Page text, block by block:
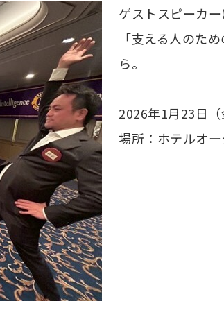
ゲストスピーカー
「支える人のた
ら。
2026年1月23日（
場所：ホテルオ